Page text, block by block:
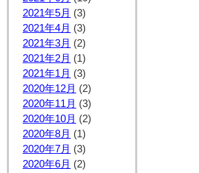
2021年5月 (3)
2021年4月 (3)
2021年3月 (2)
2021年2月 (1)
2021年1月 (3)
2020年12月 (2)
2020年11月 (3)
2020年10月 (2)
2020年8月 (1)
2020年7月 (3)
2020年6月 (2)